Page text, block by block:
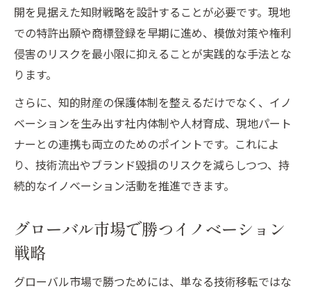
開を見据えた知財戦略を設計することが必要です。現地
での特許出願や商標登録を早期に進め、模倣対策や権利
侵害のリスクを最小限に抑えることが実践的な手法とな
ります。
さらに、知的財産の保護体制を整えるだけでなく、イノ
ベーションを生み出す社内体制や人材育成、現地パート
ナーとの連携も両立のためのポイントです。これによ
り、技術流出やブランド毀損のリスクを減らしつつ、持
続的なイノベーション活動を推進できます。
グローバル市場で勝つイノベーション
戦略
グローバル市場で勝つためには、単なる技術移転ではな